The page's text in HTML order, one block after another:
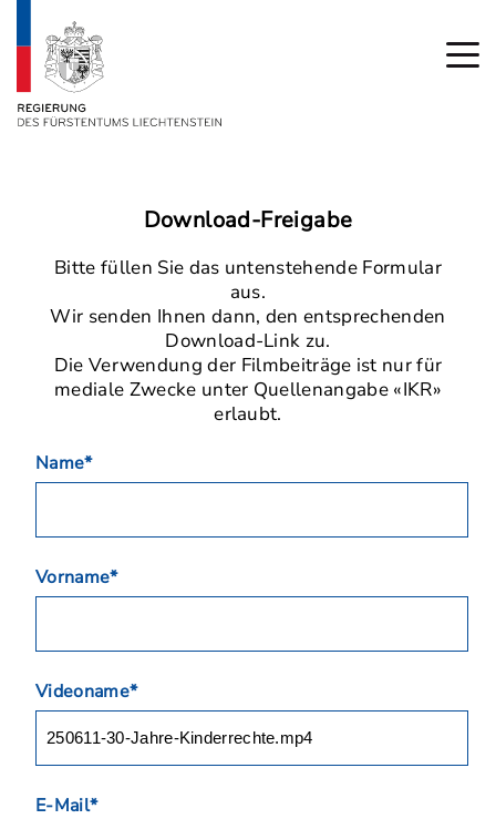
Download-Freigabe
Bitte füllen Sie das untenstehende Formular
aus.
Wir senden Ihnen dann, den entsprechenden
Download-Link zu.
Die Verwendung der Filmbeiträge ist nur für
mediale Zwecke unter Quellenangabe «IKR»
erlaubt.
Name*
Vorname*
Videoname*
E-Mail*